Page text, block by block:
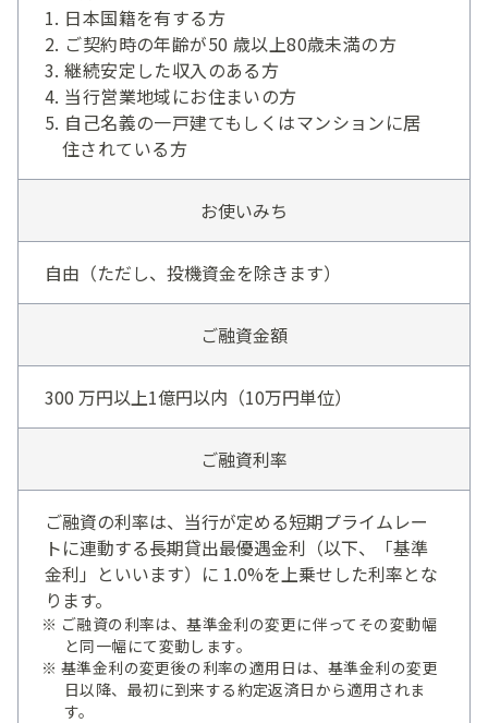
日本国籍を有する方
ご契約時の年齢が50 歳以上80歳未満の方
継続安定した収入のある方
当行営業地域にお住まいの方
自己名義の一戸建てもしくはマンションに居
住されている方
お使いみち
自由（ただし、投機資金を除きます）
ご融資金額
300 万円以上1億円以内（10万円単位）
ご融資利率
ご融資の利率は、当行が定める短期プライムレー
トに連動する長期貸出最優遇金利（以下、「基準
金利」といいます）に 1.0%を上乗せした利率とな
ります。
ご融資の利率は、基準金利の変更に伴ってその変動幅
と同一幅にて変動します。
基準金利の変更後の利率の適用日は、基準金利の変更
日以降、最初に到来する約定返済日から適用されま
す。